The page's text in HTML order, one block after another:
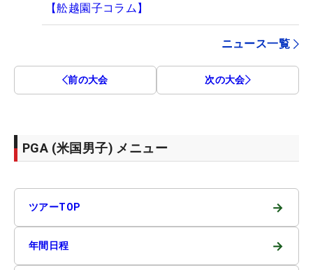
【舩越園子コラム】
ニュース一覧
前の大会 次の大会
PGA (米国男子) メニュー
ツアーTOP →
年間日程 →